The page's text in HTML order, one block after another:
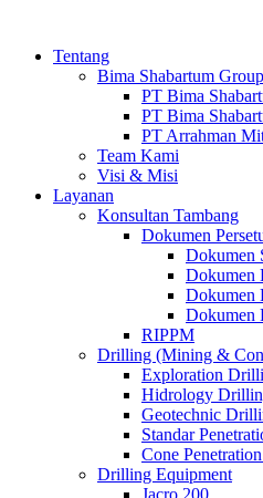
Tentang
Bima Shabartum Group
PT Bima
PT Bima
PT Arrahman
Team Kami
Visi & Misi
Layanan
Konsultan Tambang
Dokumen
Dokumen
Dokumen
Dokumen
Dokumen
RIPPM
Drilling (Mining &
Exploration
Hidrology
Geotechnic
Standar
Cone
Drilling Equipment
Jacro 200